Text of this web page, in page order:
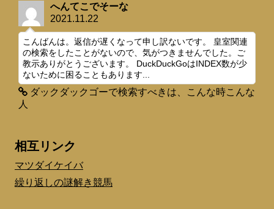
へんてこでそーな
2021.11.22
こんばんは。返信が遅くなって申し訳ないです。 皇室関連
の検索をしたことがないので、気がつきませんでした。ご
教示ありがとうございます。 DuckDuckGoはINDEX数が少
ないために困ることもあります...
ダックダックゴーで検索すべきは、こんな時こんな
人
相互リンク
マツダイケイバ
繰り返しの謎解き競馬